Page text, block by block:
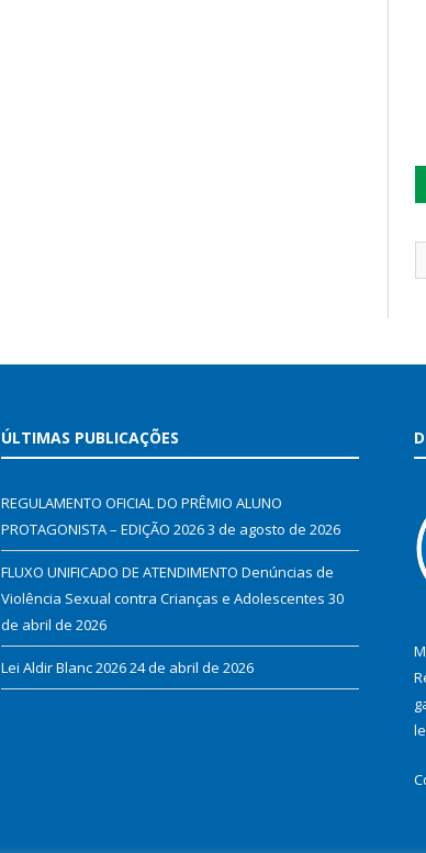
ÚLTIMAS PUBLICAÇÕES
REGULAMENTO OFICIAL DO PRÊMIO ALUNO
PROTAGONISTA – EDIÇÃO 20263 de agosto de 2026
FLUXO UNIFICADO DE ATENDIMENTO Denúncias de
Violência Sexual contra Crianças e Adolescentes 30
de abril de 2026
Lei Aldir Blanc 202624 de abril de 2026